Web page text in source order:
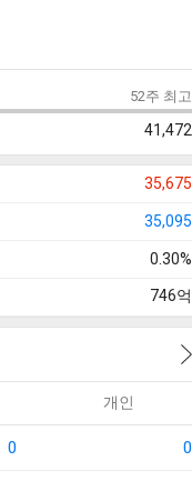
52주 최고
41,472
35,675
35,095
0.30%
746억
개인
0 0